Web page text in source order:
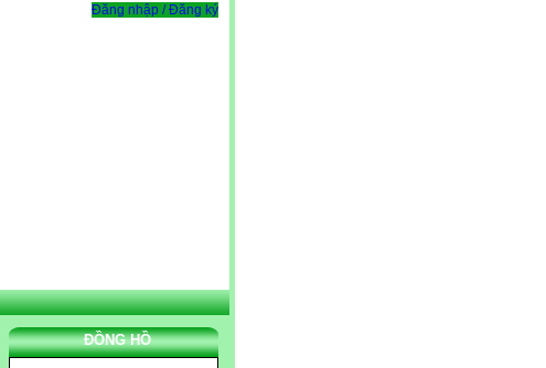
Đăng nhập / Đăng ký
ĐỒNG HỒ